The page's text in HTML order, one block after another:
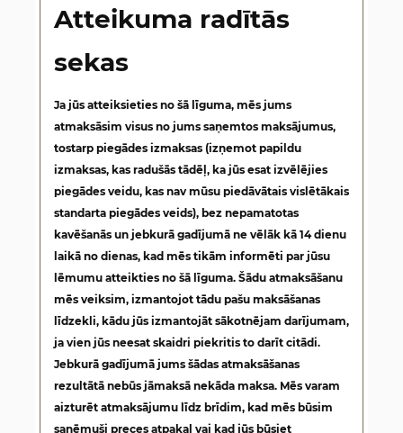
Atteikuma radītās
sekas
Ja jūs atteiksieties no šā līguma, mēs jums
atmaksāsim visus no jums saņemtos maksājumus,
tostarp piegādes izmaksas (izņemot papildu
izmaksas, kas radušās tādēļ, ka jūs esat izvēlējies
piegādes veidu, kas nav mūsu piedāvātais vislētākais
standarta piegādes veids), bez nepamatotas
kavēšanās un jebkurā gadījumā ne vēlāk kā 14 dienu
laikā no dienas, kad mēs tikām informēti par jūsu
lēmumu atteikties no šā līguma. Šādu atmaksāšanu
mēs veiksim, izmantojot tādu pašu maksāšanas
līdzekli, kādu jūs izmantojāt sākotnējam darījumam,
ja vien jūs neesat skaidri piekritis to darīt citādi.
Jebkurā gadījumā jums šādas atmaksāšanas
rezultātā nebūs jāmaksā nekāda maksa. Mēs varam
aizturēt atmaksājumu līdz brīdim, kad mēs būsim
saņēmuši preces atpakaļ vai kad jūs būsiet